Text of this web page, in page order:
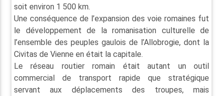
soit environ 1 500 km.
Une conséquence de l’expansion des voie romaines fut
le développement de la romanisation culturelle de
l’ensemble des peuples gaulois de l’Allobrogie, dont la
Civitas de Vienne en était la capitale.
Le réseau routier romain était autant un outil
commercial de transport rapide que stratégique
servant aux déplacements des troupes, mais